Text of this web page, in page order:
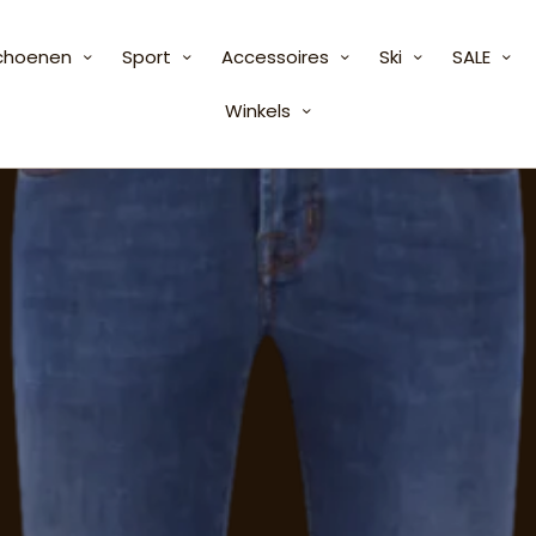
Sport Accessoires Ski SALE
Winkels